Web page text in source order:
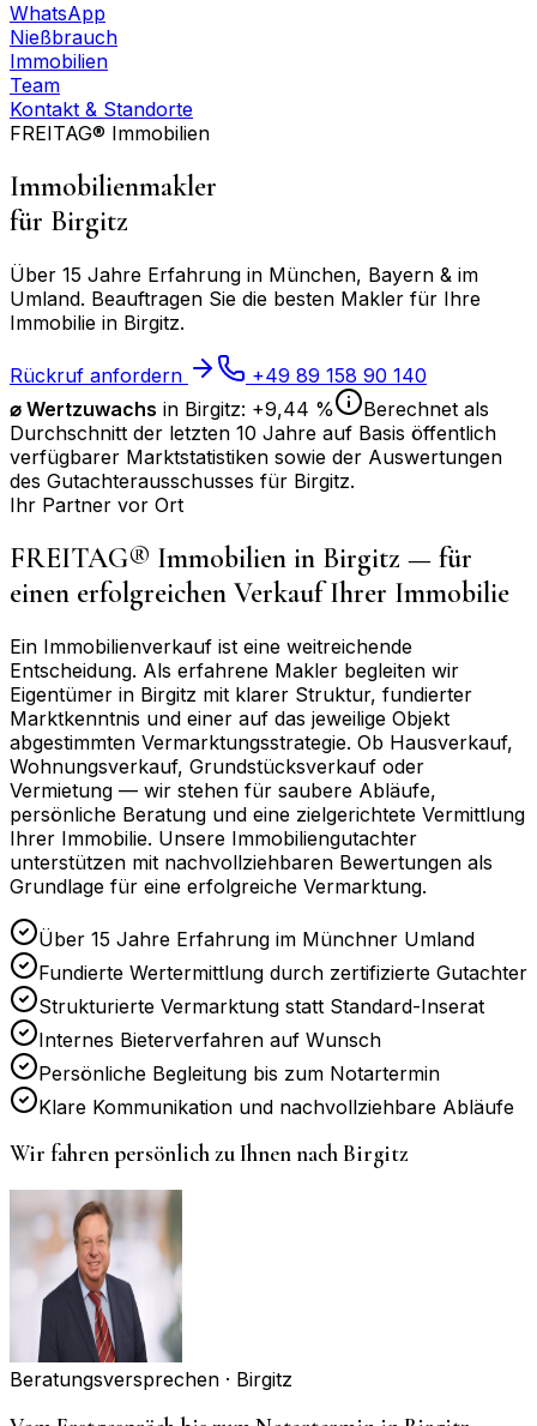
WhatsApp
Nießbrauch
Immobilien
Team
Kontakt & Standorte
FREITAG® Immobilien
Immobilienmakler
für Birgitz
Über 15 Jahre Erfahrung in München, Bayern & im
Umland. Beauftragen Sie die besten Makler für Ihre
Immobilie in Birgitz.
Rückruf anfordern
+49 89 158 90 140
⌀ Wertzuwachs in Birgitz: +9,44 %
Berechnet als
Durchschnitt der letzten 10 Jahre auf Basis öffentlich
verfügbarer Marktstatistiken sowie der Auswertungen
des Gutachterausschusses für Birgitz.
Ihr Partner vor Ort
FREITAG® Immobilien in Birgitz — für
einen erfolgreichen Verkauf Ihrer Immobilie
Ein Immobilienverkauf ist eine weitreichende
Entscheidung. Als erfahrene Makler begleiten wir
Eigentümer in Birgitz mit klarer Struktur, fundierter
Marktkenntnis und einer auf das jeweilige Objekt
abgestimmten Vermarktungsstrategie. Ob Hausverkauf,
Wohnungsverkauf, Grundstücksverkauf oder
Vermietung — wir stehen für saubere Abläufe,
persönliche Beratung und eine zielgerichtete Vermittlung
Ihrer Immobilie. Unsere Immobiliengutachter
unterstützen mit nachvollziehbaren Bewertungen als
Grundlage für eine erfolgreiche Vermarktung.
Über 15 Jahre Erfahrung im Münchner Umland
Fundierte Wertermittlung durch zertifizierte Gutachter
Strukturierte Vermarktung statt Standard-Inserat
Internes Bieterverfahren auf Wunsch
Persönliche Begleitung bis zum Notartermin
Klare Kommunikation und nachvollziehbare Abläufe
Wir fahren persönlich zu Ihnen nachBirgitz
Beratungsversprechen · Birgitz